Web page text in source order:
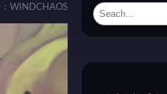
WINDCHAOS
S
e